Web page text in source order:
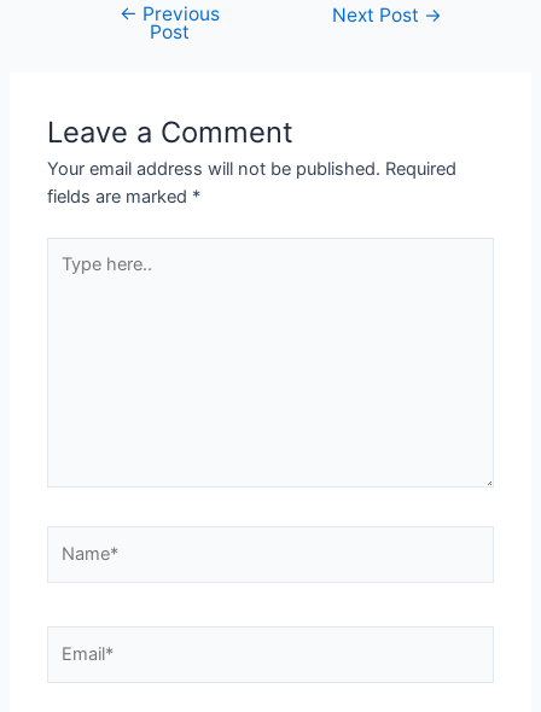
← Previous
Post
Next Post →
Leave a Comment
Your email address will not be published. Required
fields are marked *